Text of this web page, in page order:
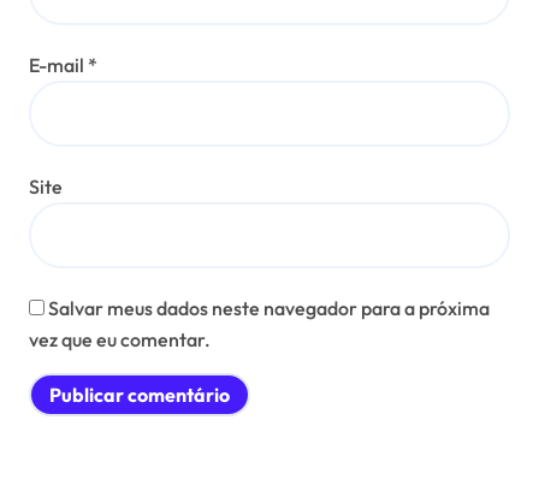
E-mail *
Site
Salvar meus dados neste navegador para a próxima
vez que eu comentar.